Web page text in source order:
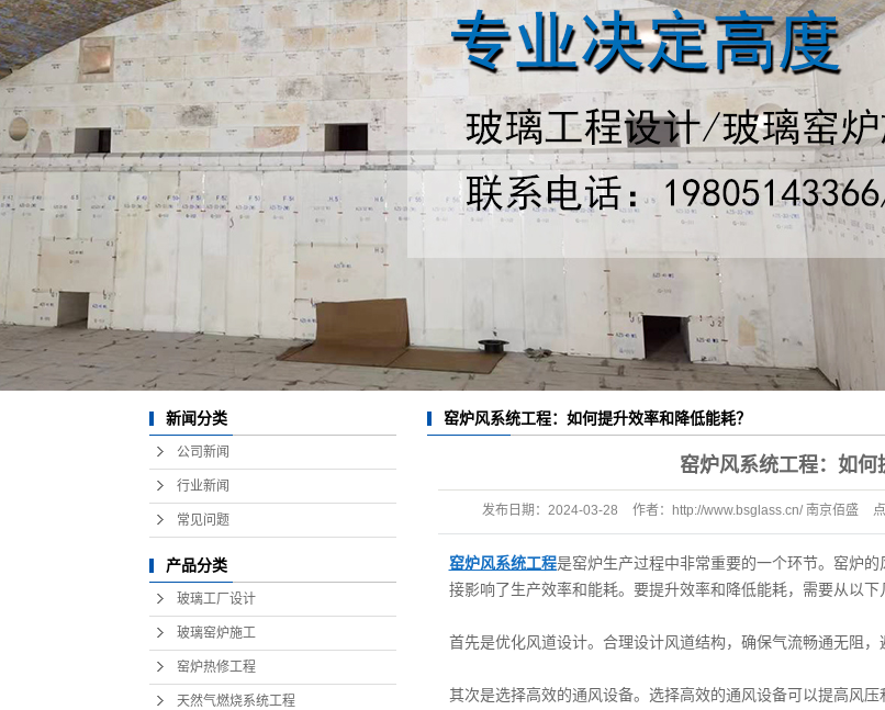
玻璃窑炉自控系统工程
熔窑风系统工程
窑炉保温工程
池壁在线水平切割项目
玻璃技术服务
新闻分类
公司新闻
行业新闻
常见问题
产品分类
玻璃工厂设计
玻璃窑炉施工
窑炉热修工程
天然气燃烧系统工程
窑炉风系统工程：如何提升效率和降低能耗？
窑炉风系统工程：如何
发布日期： 2024-03-28 作者： http://www.bsglass.cn/ 南京佰盛
窑炉风系统工程是窑炉生产过程中非常重要的一个环节。窑炉
接影响了生产效率和能耗。要提升效率和降低能耗，需要从以下
首先是优化风道设计。合理设计风道结构，确保气流畅通无阻
其次是选择高效的通风设备。选择高效的通风设备可以提高风